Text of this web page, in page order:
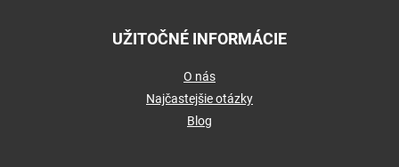
UŽITOČNÉ INFORMÁCIE
O nás
Najčastejšie otázky
Blog